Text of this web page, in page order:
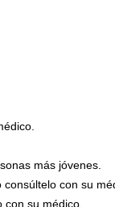
más jóvenes.
con su
su médico.